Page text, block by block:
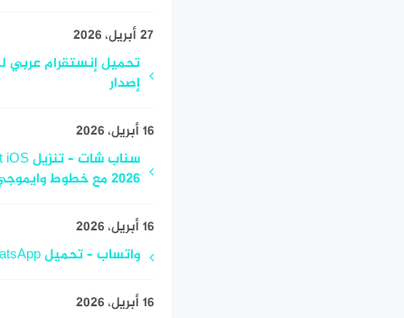
27 أبريل، 2026
إصدار
16 أبريل، 2026
2026 مع خطوط وايموجي
16 أبريل، 2026
واتساب – تحميل WhatsApp للآيفون 2026 آخر إصدار
16 أبريل، 2026